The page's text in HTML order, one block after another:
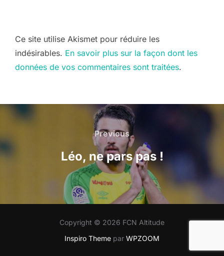
Ce site utilise Akismet pour réduire les
indésirables. En savoir plus sur la façon dont les
données de vos commentaires sont traitées.
Navigation
de
l’article
Previous
Previous
Léo, ne pars pas !
Copyright © 2026 FCN Altitude
Inspiro Theme par WPZOOM